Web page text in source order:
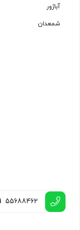
آباژور
شمعدان
55688462